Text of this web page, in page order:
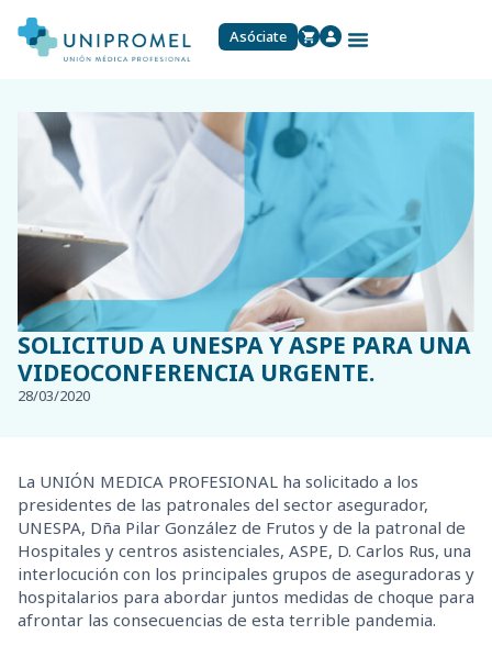
Asóciate
SOLICITUD A UNESPA Y ASPE PARA UNA
VIDEOCONFERENCIA URGENTE.
28/03/2020
La UNIÓN MEDICA PROFESIONAL ha solicitado a los
presidentes de las patronales del sector asegurador,
UNESPA, Dña Pilar González de Frutos y de la patronal de
Hospitales y centros asistenciales, ASPE, D. Carlos Rus, una
interlocución con los principales grupos de aseguradoras y
hospitalarios para abordar juntos medidas de choque para
afrontar las consecuencias de esta terrible pandemia.